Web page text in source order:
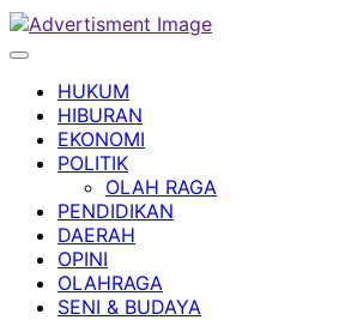
HUKUM
HIBURAN
EKONOMI
POLITIK
OLAH RAGA
PENDIDIKAN
DAERAH
OPINI
OLAHRAGA
SENI & BUDAYA